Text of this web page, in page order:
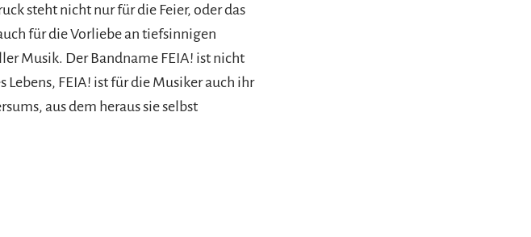
steht nicht nur für die Feier, oder das
für die Vorliebe an tiefsinnigen
Musik. Der Bandname FEIA! ist nicht
FEIA! ist für die Musiker auch ihr
aus dem heraus sie selbst